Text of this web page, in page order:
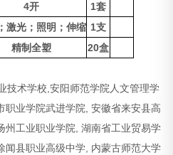
4开
1套
激光；照明；伸缩 1支
精制全塑
20盒
技术学校,安阳师范学院人文管理学
职业学院武进学院, 安徽省来安县高
州工业职业学院, 湖南省工业贸易学
闻县职业高级中学, 内蒙古师范大学